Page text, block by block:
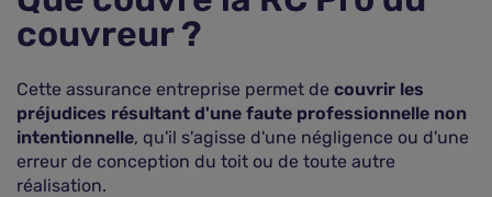
couvreur ?
Cette assurance entreprise permet de couvrir les
préjudices résultant d'une faute professionnelle non
intentionnelle, qu'il s'agisse d'une négligence ou d'une
erreur de conception du toit ou de toute autre
réalisation.